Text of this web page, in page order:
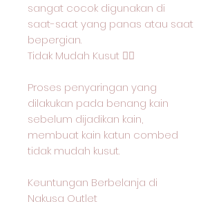
sangat cocok digunakan di
saat-saat yang panas atau saat
bepergian.
Tidak Mudah Kusut 🙅‍♂️
Proses penyaringan yang
dilakukan pada benang kain
sebelum dijadikan kain,
membuat kain katun combed
tidak mudah kusut.
Keuntungan Berbelanja di
Nakusa Outlet